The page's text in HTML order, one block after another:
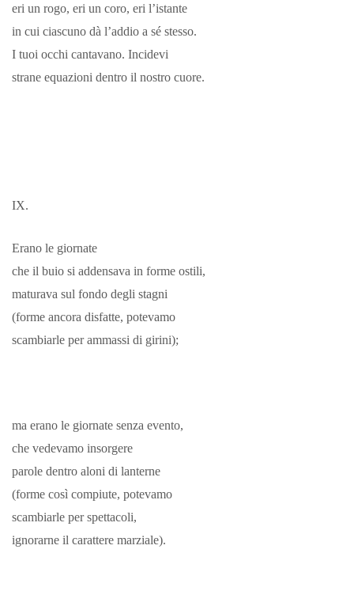
eri un rogo, eri un coro, eri l’istante
in cui ciascuno dà l’addio a sé stesso.
I tuoi occhi cantavano. Incidevi
strane equazioni dentro il nostro cuore.
IX.
Erano le giornate
che il buio si addensava in forme ostili,
maturava sul fondo degli stagni
(forme ancora disfatte, potevamo
scambiarle per ammassi di girini);
ma erano le giornate senza evento,
che vedevamo insorgere
parole dentro aloni di lanterne
(forme così compiute, potevamo
scambiarle per spettacoli,
ignorarne il carattere marziale).